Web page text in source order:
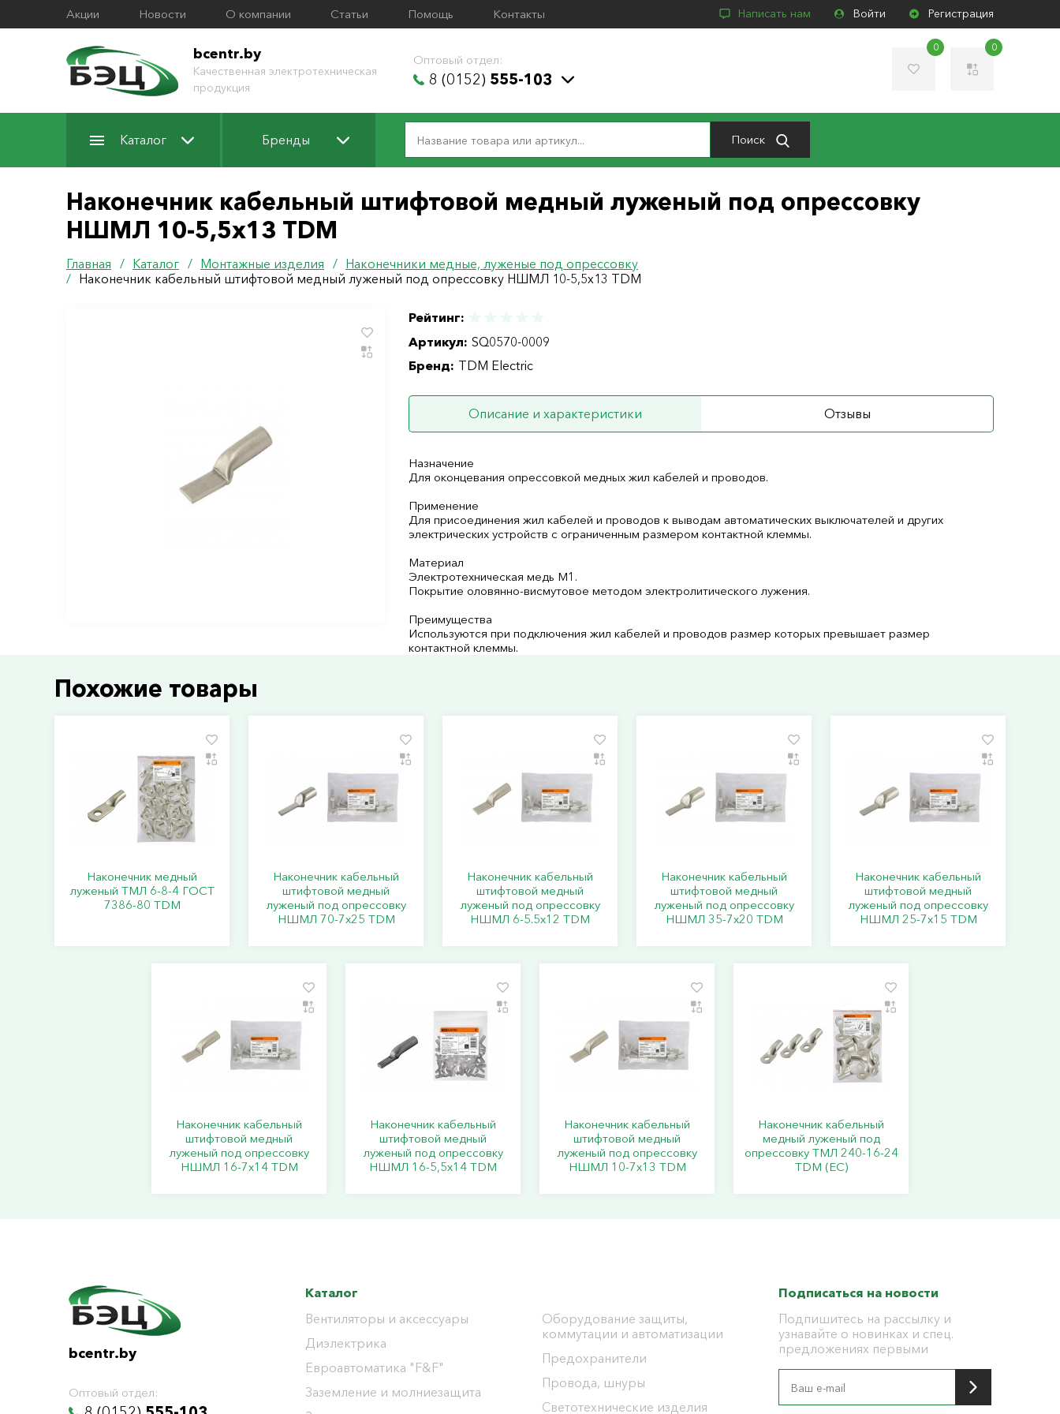
Акции Новости О компании Статьи Помощь Контакты Написать нам Войти Регистрация
bcentr.by
Качественная электротехническая
продукция
Оптовый отдел:
8 (0152) 555-103
0 0
Каталог Бренды Поиск
Наконечник кабельный штифтовой медный луженый под опрессовку
НШМЛ 10-5,5х13 TDM
Главная / Каталог / Монтажные изделия / Наконечники медные, луженые под опрессовку
/ Наконечник кабельный штифтовой медный луженый под опрессовку НШМЛ 10-5,5х13 TDM
Рейтинг:
Артикул: SQ0570-0009
Бренд: TDM Electric
Описание и характеристики Отзывы
Назначение
Для оконцевания опрессовкой медных жил кабелей и проводов.
Применение
Для присоединения жил кабелей и проводов к выводам автоматических выключателей и других
электрических устройств с ограниченным размером контактной клеммы.
Материал
Электротехническая медь М1.
Покрытие оловянно-висмутовое методом электролитического лужения.
Преимущества
Используются при подключения жил кабелей и проводов размер которых превышает размер
контактной клеммы.
Похожие товары
Наконечник медный
луженый ТМЛ 6-8-4 ГОСТ
7386-80 TDM
Наконечник кабельный
штифтовой медный
луженый под опрессовку
НШМЛ 70-7x25 TDM
Наконечник кабельный
штифтовой медный
луженый под опрессовку
НШМЛ 6-5.5x12 TDM
Наконечник кабельный
штифтовой медный
луженый под опрессовку
НШМЛ 35-7x20 TDM
Наконечник кабельный
штифтовой медный
луженый под опрессовку
НШМЛ 25-7x15 TDM
Наконечник кабельный
штифтовой медный
луженый под опрессовку
НШМЛ 16-7x14 TDM
Наконечник кабельный
штифтовой медный
луженый под опрессовку
НШМЛ 16-5,5х14 TDM
Наконечник кабельный
штифтовой медный
луженый под опрессовку
НШМЛ 10-7x13 TDM
Наконечник кабельный
медный луженый под
опрессовку ТМЛ 240-16-24
TDM (ЕС)
bcentr.by
Оптовый отдел:
Каталог
Вентиляторы и аксессуары
Диэлектрика
Евроавтоматика "F&F"
Заземление и молниезащита
Оборудование защиты,
коммутации и автоматизации
Предохранители
Провода, шнуры
Светотехнические изделия
Подписаться на новости
Подпишитесь на рассылку и
узнавайте о новинках и спец.
предложениях первыми